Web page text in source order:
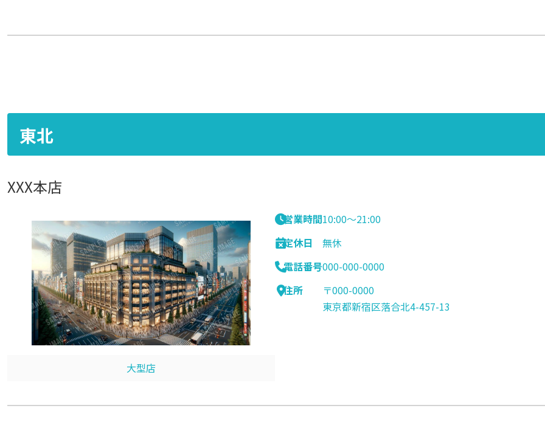
東北
XXX本店
大型店
営業時間10:00〜21:00
定休日
無休
電話番号000-000-0000
住所
〒000-0000
東京都新宿区落合北4-457-13